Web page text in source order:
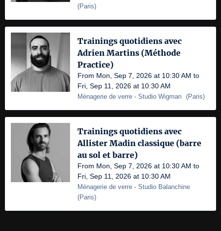
(Paris)
Trainings quotidiens avec
Adrien Martins (Méthode
Practice)
From Mon, Sep 7, 2026 at 10:30 AM to
Fri, Sep 11, 2026 at 10:30 AM
Ménagerie de verre - Studio Wigman (Paris)
Trainings quotidiens avec
Allister Madin classique (barre
au sol et barre)
From Mon, Sep 7, 2026 at 10:30 AM to
Fri, Sep 11, 2026 at 10:30 AM
Ménagerie de verre - Studio Balanchine
(Paris)